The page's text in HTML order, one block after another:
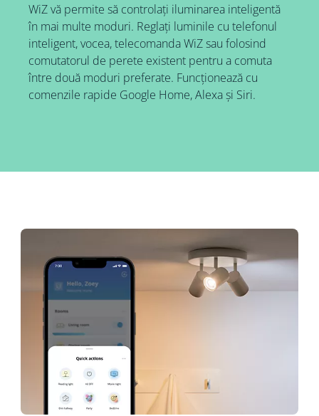
WiZ vă permite să controlați iluminarea inteligentă
în mai multe moduri. Reglați luminile cu telefonul
inteligent, vocea, telecomanda WiZ sau folosind
comutatorul de perete existent pentru a comuta
între două moduri preferate. Funcționează cu
comenzile rapide Google Home, Alexa și Siri.